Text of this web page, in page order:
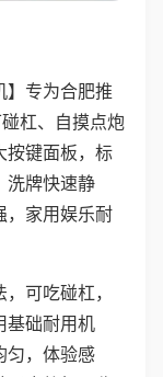
】专为合肥推
杠、自摸点炮
按键面板，标
洗牌快速静
，家用娱乐耐
可吃碰杠，
基础耐用机
匀，体验感